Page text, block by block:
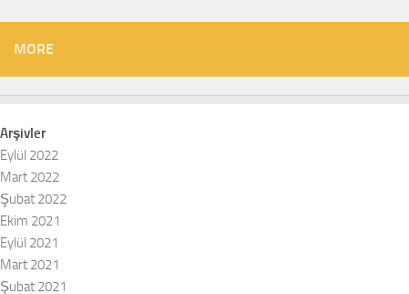
MORE
Arşivler
Eylül 2022
Mart 2022
Şubat 2022
Ekim 2021
Eylül 2021
Mart 2021
Şubat 2021